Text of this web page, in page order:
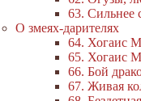
63. Сильнее
О змеях-дарителях
64. Хогаис
65. Хогаис
66. Бой
67. Живая